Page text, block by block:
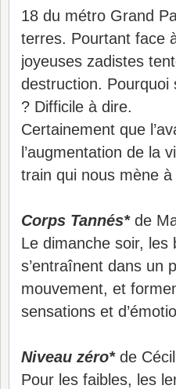
18 du métro Grand
terres. Pourtant face
joyeuses zadistes
destruction.
? Difficile à dire.
Certainement que
l’augmentation de la
train qui nous mène
Corps Tannés*de
Le dimanche soir, les
s’entraînent dans un
mouvement, et
sensations et
Niveau zéro*de
Pour les faibles, les